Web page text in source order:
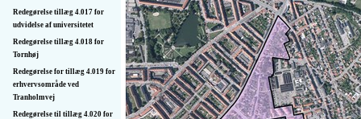
Redegørelse tillæg 4.017 for
udvidelse af universitetet
Redegørelse tillæg 4.018 for
Tornhøj
Redegørelse for tillæg 4.019 for
erhvervsområde ved
Tranholmvej
Redegørelse til tillæg 4.020 for